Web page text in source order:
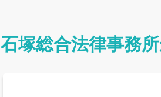
石塚総合法律事務